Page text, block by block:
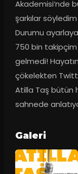
Akademisi’nde
şarkılar
Durumu
750 bin takipçim
gelmedi!
çökelekten
Atilla Taş bütün
sahnede
Galeri